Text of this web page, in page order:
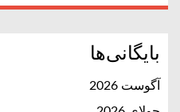
بایگانی‌ها
آگوست 2026